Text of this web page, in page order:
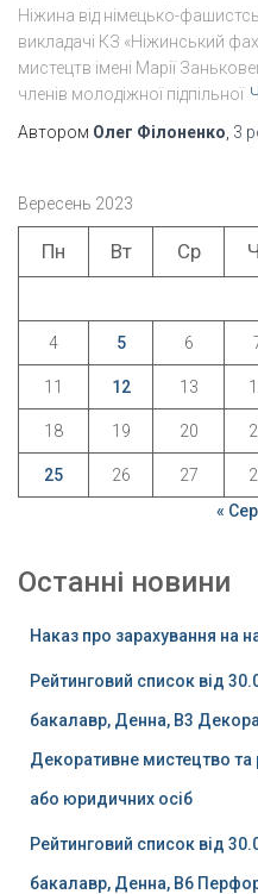
Ніжина від німецько-
викладачі КЗ «Ніжинський
мистецтв імені Марії
членів молодіжної підпільної
Автором Олег Філоненко 3
Вересень 2023
Пн Вт Ср
4 5 6
11 12 13
18 19 20
25 26 27
« Сер
Останні новини
Наказ про зарахування на
Рейтинговий список від
бакалавр, Денна, B3
Декоративне мистецтво
або юридичних осіб
Рейтинговий список від
бакалавр, Денна, B6